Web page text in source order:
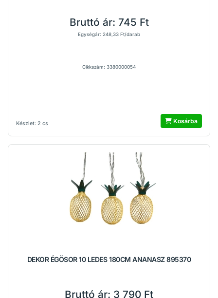
Készlet: 2 cs
Bruttó ár: 745 Ft
Egységár: 248,33 Ft/darab
Cikkszám: 3380000054
Kosárba
DEKOR ÉGÖSOR 10 LEDES 180CM ANANASZ 895370
Bruttó ár: 3 790 Ft